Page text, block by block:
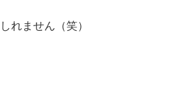
れません（笑）